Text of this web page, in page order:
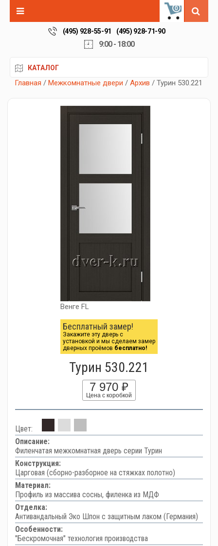
0
(495) 928-55-91 (495) 928-71-90
9:00 - 18:00
КАТАЛОГ
Главная / Межкомнатные двери / Архив / Турин 530.221
Венге FL
Бесплатный замер!
Закажите эту дверь с
установкой и мы сделаем замер
дверных проёмов бесплатно!
Турин 530.221
7 970 ₽
Цена с коробкой
Цвет:
Описание:
Филенчатая межкомнатная дверь серии Турин
Конструкция:
Царговая (сборно-разборное на стяжках полотно)
Материал:
Профиль из массива сосны, филенка из МДФ
Отделка:
Антивандальный Эко Шпон с защитным лаком (Германия)
Особенности:
"Бескромочная" технология производства